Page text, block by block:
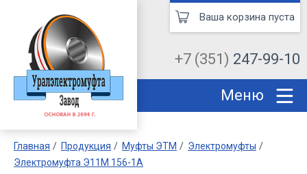
+7 (351) 247-99-10
Ваша корзина пуста
Меню
Главная Продукция Муфты ЭТМ
Электромуфты
Электромуфта Э11М 156-1А